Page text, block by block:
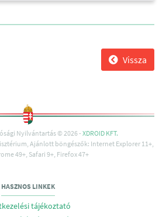
Vissza
Nyilvántartás © 2026 - XDROID KFT.
Ajánlott böngészők: Internet Explorer 11+,
49+, Safari 9+, Firefox 47+
HASZNOS LINKEK
tájékoztató